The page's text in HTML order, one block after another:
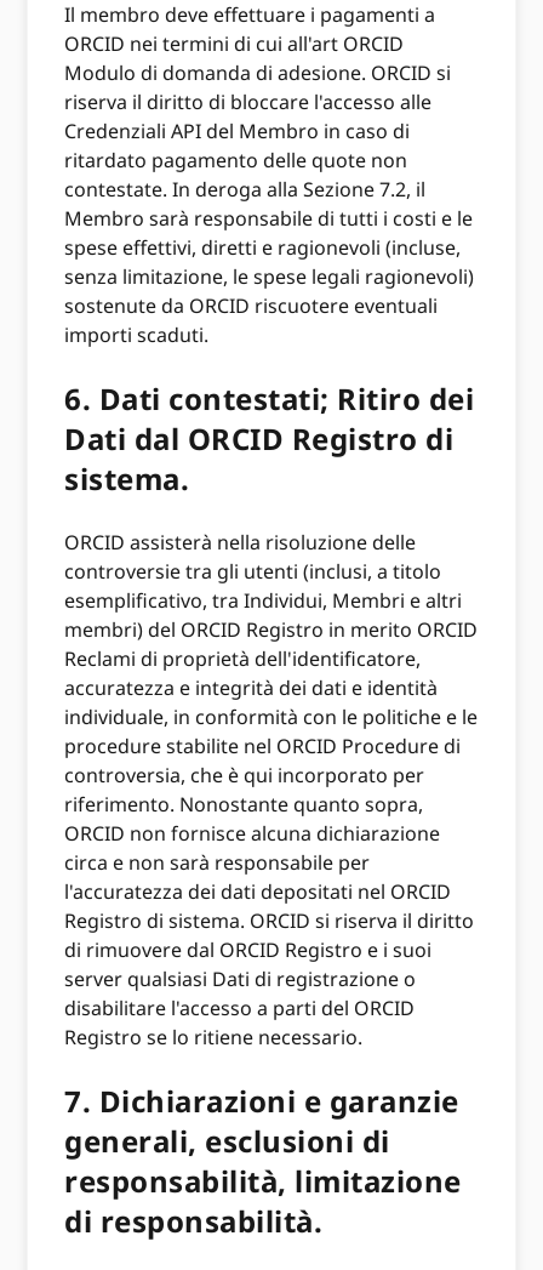
Il membro deve effettuare i pagamenti a
ORCID nei termini di cui all'art ORCID
Modulo di domanda di adesione. ORCID si
riserva il diritto di bloccare l'accesso alle
Credenziali API del Membro in caso di
ritardato pagamento delle quote non
contestate. In deroga alla Sezione 7.2, il
Membro sarà responsabile di tutti i costi e le
spese effettivi, diretti e ragionevoli (incluse,
senza limitazione, le spese legali ragionevoli)
sostenute da ORCID riscuotere eventuali
importi scaduti.
6. Dati contestati; Ritiro dei
Dati dal ORCID Registro di
sistema.
ORCID assisterà nella risoluzione delle
controversie tra gli utenti (inclusi, a titolo
esemplificativo, tra Individui, Membri e altri
membri) del ORCID Registro in merito ORCID
Reclami di proprietà dell'identificatore,
accuratezza e integrità dei dati e identità
individuale, in conformità con le politiche e le
procedure stabilite nel ORCID Procedure di
controversia, che è qui incorporato per
riferimento. Nonostante quanto sopra,
ORCID non fornisce alcuna dichiarazione
circa e non sarà responsabile per
l'accuratezza dei dati depositati nel ORCID
Registro di sistema. ORCID si riserva il diritto
di rimuovere dal ORCID Registro e i suoi
server qualsiasi Dati di registrazione o
disabilitare l'accesso a parti del ORCID
Registro se lo ritiene necessario.
7. Dichiarazioni e garanzie
generali, esclusioni di
responsabilità, limitazione
di responsabilità.